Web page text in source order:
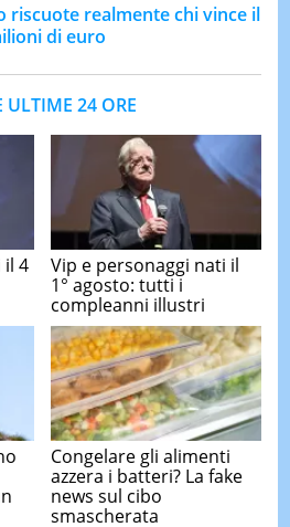
riscuote realmente chi vince il
di euro
ULTIME 24 ORE
il 4
Vip e personaggi nati il
1° agosto: tutti i
compleanni illustri
Congelare gli alimenti
azzera i batteri? La fake
news sul cibo
smascherata